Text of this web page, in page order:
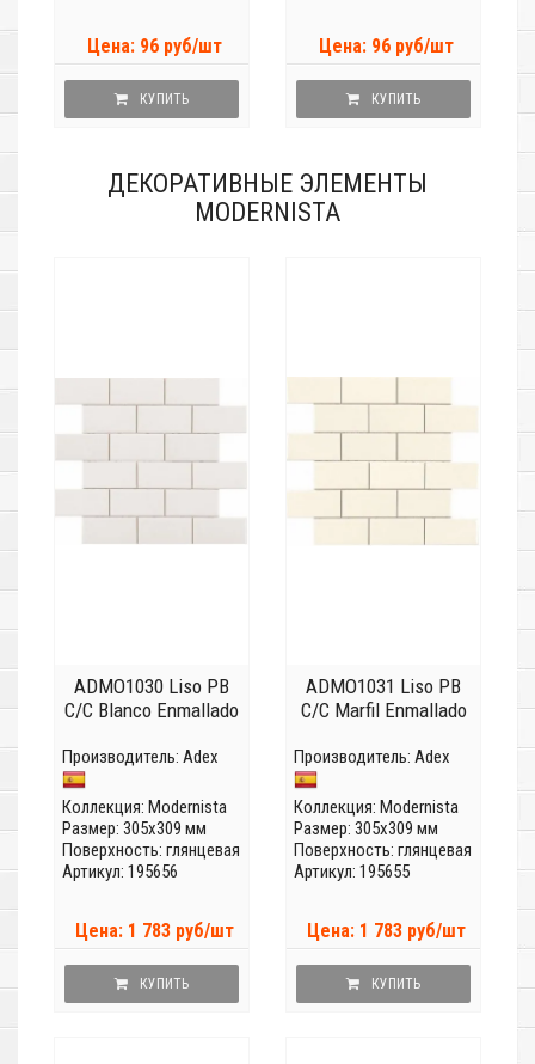
Цена: 96 руб/шт
КУПИТЬ
Цена: 96 руб/шт
КУПИТЬ
ДЕКОРАТИВНЫЕ ЭЛЕМЕНТЫ
MODERNISTA
ADMO1030 Liso PB
C/C Blanco Enmallado
Производитель: Adex
Коллекция: Modernista
Размер: 305x309 мм
Поверхность: глянцевая
Артикул: 195656
Цена: 1 783 руб/шт
КУПИТЬ
ADMO1031 Liso PB
C/C Marfil Enmallado
Производитель: Adex
Коллекция: Modernista
Размер: 305x309 мм
Поверхность: глянцевая
Артикул: 195655
Цена: 1 783 руб/шт
КУПИТЬ